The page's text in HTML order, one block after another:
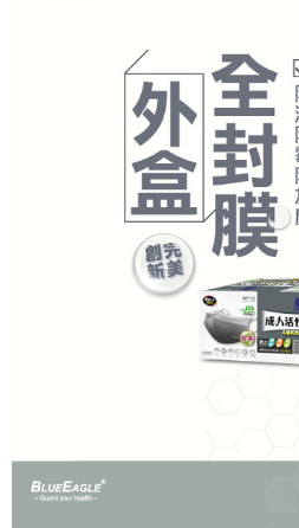
１．透過由恩沛科技股份有限公司提供之
易，需依本服務之必要範圍內提供個人資
權轉讓予恩沛科技股份有限公司。
２．關於個人資料處理事宜，請瀏覽以下網
https://aftee.tw/terms/#terms3
３．未成年的使用者請事先徵得法定代理
「AFTEE先享後付」，若未經同意申辦者
４．使用「AFTEE先享後付」時，將依據
時審查核予不同之上限額度；若仍有額度
請求用戶進行身份認證。
５．嚴禁一人註冊多個帳號或使用他人資
恩沛科技股份有限公司將有權停止該用戶
內「偏遠地區宅配」>
每筆NT$90，滿NT$2,000(含以上)免
🚚偏遠地區宅配<請務必選擇此配送
會員需知→偏遠地區配送事項』